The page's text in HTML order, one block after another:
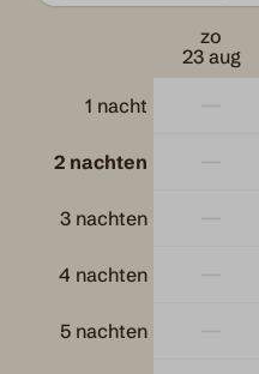
Vriezer
Waterkoker
Magnetron
Ligging
zo
23 aug
1 nacht
2 nachten
3 nachten
4 nachten
5 nachten